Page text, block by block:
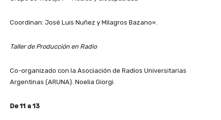
Coordinan: José Luis Nuñez y Milagros Bazano».
Taller de Producción en Radio
Co-organizado con la Asociación de Radios Universitarias
Argentinas (ARUNA). Noelia Giorgi.
De 11 a 13